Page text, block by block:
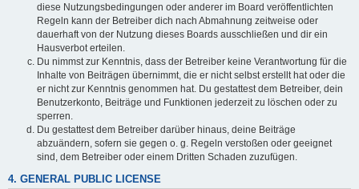
diese Nutzungsbedingungen oder anderer im Board veröffentlichten
Regeln kann der Betreiber dich nach Abmahnung zeitweise oder
dauerhaft von der Nutzung dieses Boards ausschließen und dir ein
Hausverbot erteilen.
Du nimmst zur Kenntnis, dass der Betreiber keine Verantwortung für die
Inhalte von Beiträgen übernimmt, die er nicht selbst erstellt hat oder die
er nicht zur Kenntnis genommen hat. Du gestattest dem Betreiber, dein
Benutzerkonto, Beiträge und Funktionen jederzeit zu löschen oder zu
sperren.
Du gestattest dem Betreiber darüber hinaus, deine Beiträge
abzuändern, sofern sie gegen o. g. Regeln verstoßen oder geeignet
sind, dem Betreiber oder einem Dritten Schaden zuzufügen.
4. GENERAL PUBLIC LICENSE